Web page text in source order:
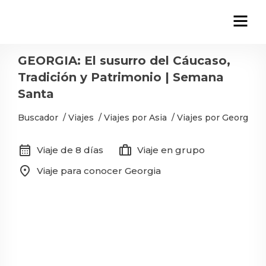
GEORGIA: El susurro del Cáucaso,
Tradición y Patrimonio | Semana
Santa
Buscador / Viajes / Viajes por Asia / Viajes por Georgia
calendar_month Viaje de 8 días trip Viaje en grupo
location_on Viaje para conocer Georgia